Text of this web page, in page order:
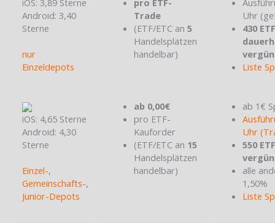
Android: 3,40
Sterne
nur
Einzeldepots
Trade
(ETF/ETC an5
Handelsplätzen
handelbar)
Uhr
430
Liste
iOS: 4,65 Sterne
Android: 4,30
Sterne
Einzel-,
Gemeinschafts-,
Junior-Depots
ab 0,00€
pro ETF-
Kauforder
(ETF/ETC an 15
Handelsplätzen
handelbar)
ab 1€
Uhr
550
alle
1,50%
Liste